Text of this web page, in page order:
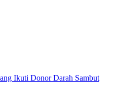
Ikuti Donor Darah Sambut